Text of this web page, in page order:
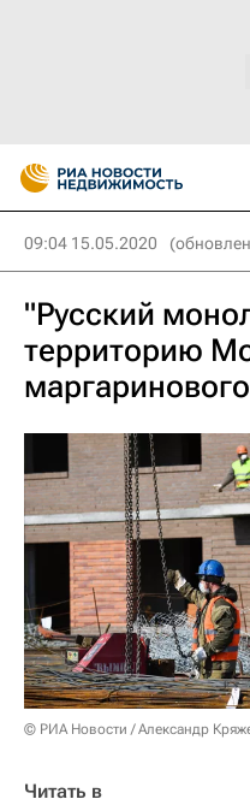
09:04 15.05.2020
"Русский
территорию
© РИА Новости / Александр
Читать в